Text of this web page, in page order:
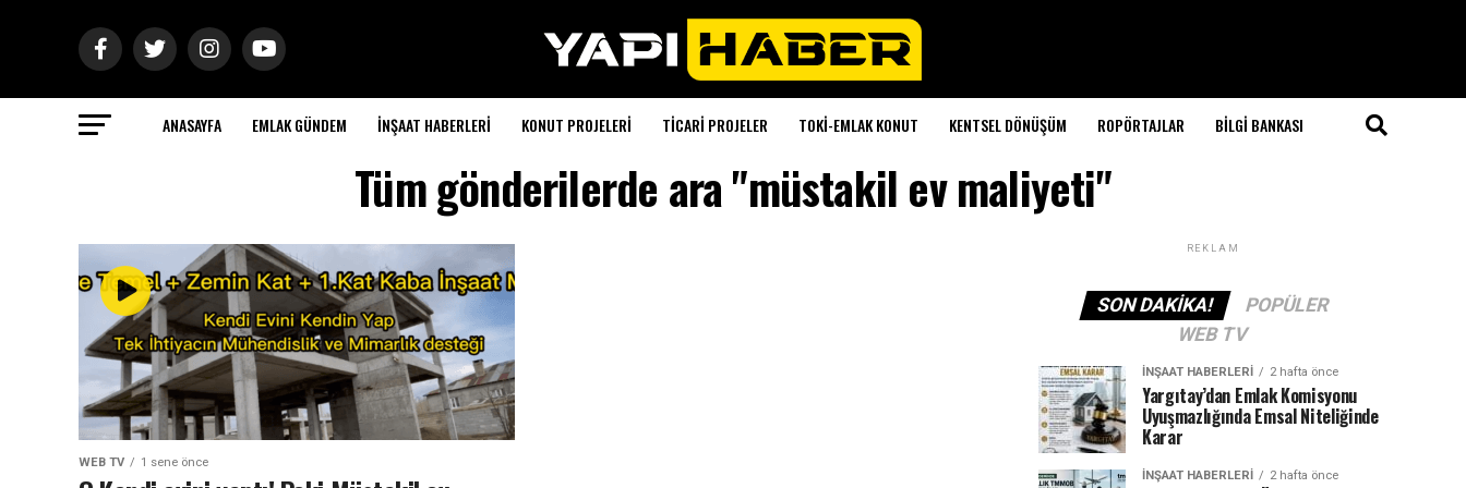
ANASAYFA EMLAK GÜNDEM İNŞAAT HABERLERI KONUT PROJELERI TICARI PROJELER TOKI-EMLAK KONUT KENTSEL DÖNÜŞÜM ROPÖRTAJLAR BILGI BANKASI
Tüm gönderilerde ara "müstakil ev maliyeti"
WEB TV 1 sene önce
REKLAM
SON DAKIKA!
POPÜLER
WEB TV
İNŞAAT HABERLERI 2 hafta önce
Yargıtay’dan Emlak Komisyonu
Uyuşmazlığında Emsal Niteliğinde
Karar
İNŞAAT HABERLERI 2 hafta önce